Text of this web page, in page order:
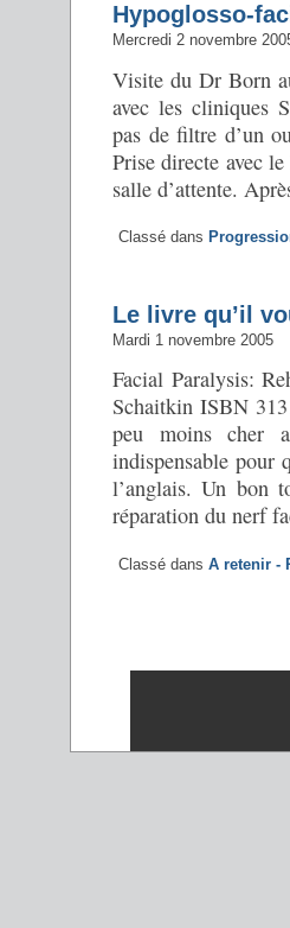
Hypoglosso-
Mercredi 2 novembre
Visite du Dr Born
avec les cliniques
pas de filtre d’un
Prise directe avec
salle d’attente.
Classé dans
Le livre qu’il
Mardi 1 novembre 2005
Facial Paralysis:
Schaitkin ISBN
peu moins cher
indispensable pour
l’anglais. Un bon
réparation du nerf
Classé dans A retenir -